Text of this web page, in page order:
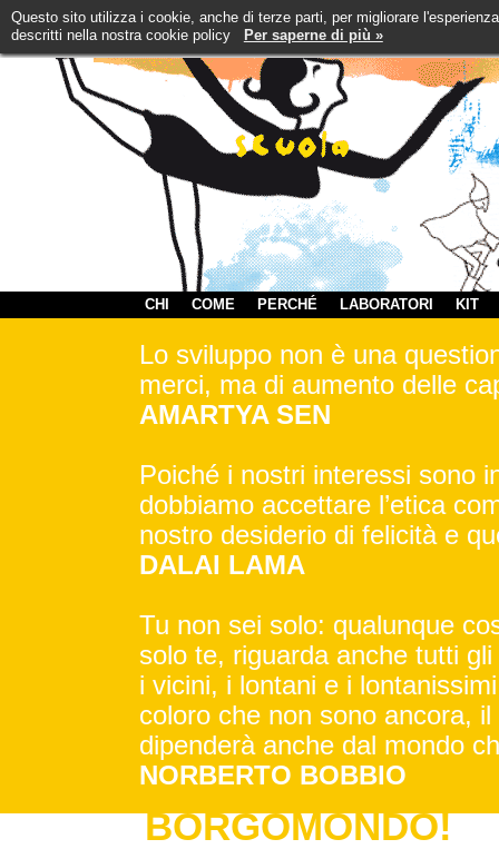
Questo sito utilizza i cookie, anche di terze parti, per migliorare
descritti nella nostra cookie policy
Per saperne di più »
CHI COME PERCHÉ LABORATORI KIT
Lo sviluppo non è una
merci, ma di aumento delle
AMARTYA SEN
Poiché i nostri interessi sono
dobbiamo accettare l’etica
nostro desiderio di felicità e
DALAI LAMA
Tu non sei solo: qualunque
solo te, riguarda anche tutti
i vicini, i lontani e i
coloro che non sono ancora,
dipenderà anche dal mondo
NORBERTO BOBBIO
BORGOMONDO!